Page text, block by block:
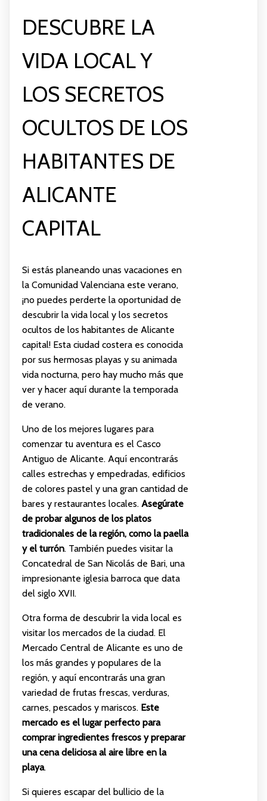
DESCUBRE LA
VIDA LOCAL Y
LOS SECRETOS
OCULTOS DE LOS
HABITANTES DE
ALICANTE
CAPITAL
Si estás planeando unas vacaciones en
la Comunidad Valenciana este verano,
¡no puedes perderte la oportunidad de
descubrir la vida local y los secretos
ocultos de los habitantes de Alicante
capital! Esta ciudad costera es conocida
por sus hermosas playas y su animada
vida nocturna, pero hay mucho más que
ver y hacer aquí durante la temporada
de verano.
Uno de los mejores lugares para
comenzar tu aventura es el Casco
Antiguo de Alicante. Aquí encontrarás
calles estrechas y empedradas, edificios
de colores pastel y una gran cantidad de
bares y restaurantes locales. Asegúrate
de probar algunos de los platos
tradicionales de la región, como la paella
y el turrón. También puedes visitar la
Concatedral de San Nicolás de Bari, una
impresionante iglesia barroca que data
del siglo XVII.
Otra forma de descubrir la vida local es
visitar los mercados de la ciudad. El
Mercado Central de Alicante es uno de
los más grandes y populares de la
región, y aquí encontrarás una gran
variedad de frutas frescas, verduras,
carnes, pescados y mariscos. Este
mercado es el lugar perfecto para
comprar ingredientes frescos y preparar
una cena deliciosa al aire libre en la
playa.
Si quieres escapar del bullicio de la